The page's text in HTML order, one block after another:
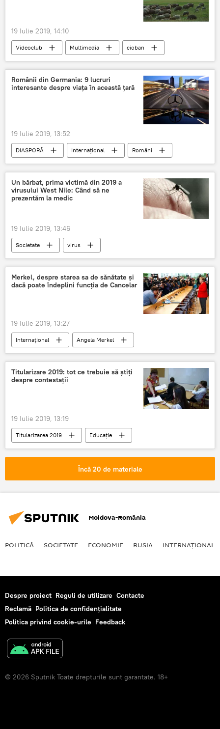
19 Iulie 2019, 14:10
Videoclub Multimedia
cioban
Oi
Motocicletă Bătut
Românii din Germania: 9 lucruri
interesante despre viaţa în această ţară
19 Iulie 2019, 13:52
DIASPORĂ Internaţional
Români
Germania
Un bărbat, prima victimă din 2019 a
virusului West Nile: Când să ne
prezentăm la medic
19 Iulie 2019, 13:46
Societate virus
Merkel, despre starea sa de sănătate și
dacă poate îndeplini funcția de Cancelar
19 Iulie 2019, 13:27
Internaţional
Angela Merkel
SĂNĂTATE
Titularizare 2019: tot ce trebuie să știți
despre contestații
19 Iulie 2019, 13:19
Titularizarea 2019
Educație
Societate
titularizare 2019
Încă 20 de materiale
Moldova-România
POLITICĂ SOCIETATE ECONOMIE RUSIA INTERNAŢIONAL
Despre proiect Reguli de utilizare Contacte
Reclamă Politica de confidențialitate
Politica privind cookie-urile Feedback
© 2026 Sputnik Toate drepturile sunt garantate. 18+